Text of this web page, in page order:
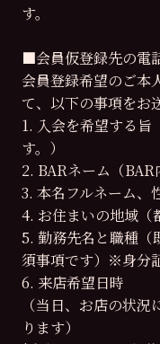
す。
■会員仮登録先の電
会員登録希望のご本
て、以下の事項をお
1. 入会を希望する旨
す。）
2. BARネーム（BAR
3. 本名フルネーム、
4. お住まいの地域（
5. 勤務先名と職種（
須事項です）※身分
6. 来店希望日時
（当日、お店の状
ります）